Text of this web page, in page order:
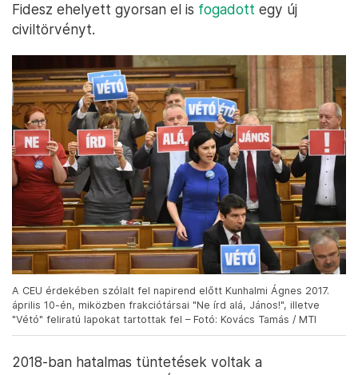
Fidesz ehelyett gyorsan el is fogadott egy új
civiltörvényt.
A CEU érdekében szólalt fel napirend előtt Kunhalmi Ágnes 2017.
április 10-én, miközben frakciótársai "Ne írd alá, János!", illetve
"Vétó" feliratú lapokat tartottak fel – Fotó: Kovács Tamás / MTI
2018-ban hatalmas tüntetések voltak a